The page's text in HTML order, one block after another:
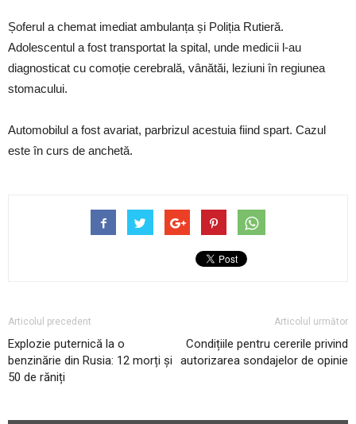
Șoferul a chemat imediat ambulanța și Poliția Rutieră.
Adolescentul a fost transportat la spital, unde medicii l-au
diagnosticat cu comoție cerebrală, vânătăi, leziuni în regiunea
stomacului.
Automobilul a fost avariat, parbrizul acestuia fiind spart. Cazul
este în curs de anchetă.
Articolul precedent
Explozie puternică la o
benzinărie din Rusia: 12 morți și
50 de răniți
Articolul următor
Condițiile pentru cererile privind
autorizarea sondajelor de opinie